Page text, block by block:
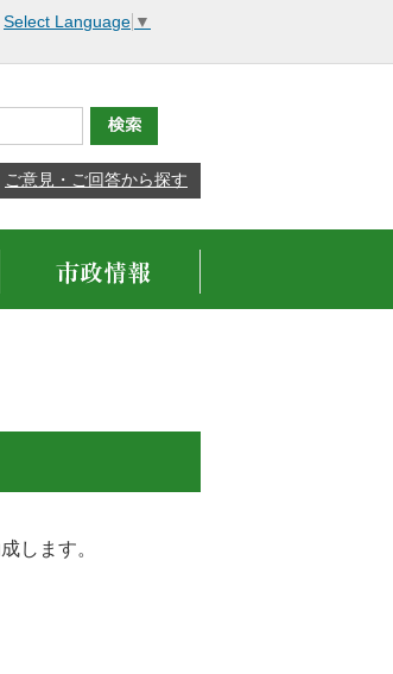
Select Language ▼
ご意見・ご回答から探す
します。